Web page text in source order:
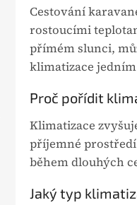
Cestování
rostoucími
přímém slunci,
klimatizace
Proč pořídit
Klimatizace
příjemné
během dlouhých
Jaký typ